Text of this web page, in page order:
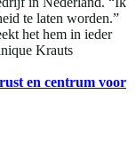
te laten worden.”
het hem in ieder
Krauts
en centrum voor